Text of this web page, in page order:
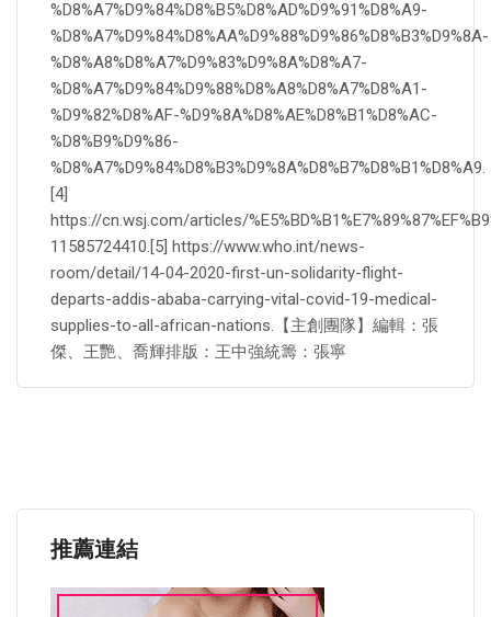
%D8%A7%D9%84%D8%B5%D8%AD%D9%91%D8%A9-
%D8%A7%D9%84%D8%AA%D9%88%D9%86%D8%B3%D9%8A-
%D8%A8%D8%A7%D9%83%D9%8A%D8%A7-
%D8%A7%D9%84%D9%88%D8%A8%D8%A7%D8%A1-
%D9%82%D8%AF-%D9%8A%D8%AE%D8%B1%D8%AC-
%D8%B9%D9%86-
%D8%A7%D9%84%D8%B3%D9%8A%D8%B7%D8%B1%D8%A9.
[4]
https://cn.wsj.com/articles/
11585724410.[5] https://www.who.int/news-
room/detail/14-04-2020-first-un-solidarity-flight-
departs-addis-ababa-carrying-vital-covid-19-medical-
supplies-to-all-african-nations.【主創團隊】編輯：張
傑、王艷、喬輝排版：王中強統籌：張寧
推薦連結